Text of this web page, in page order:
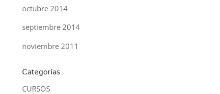
octubre 2014
septiembre 2014
noviembre 2011
Categorías
CURSOS